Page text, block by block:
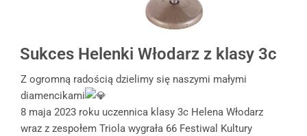
Sukces Helenki Włodarz z klasy 3c
Z ogromną radością dzielimy się naszymi małymi
diamencikami
8 maja 2023 roku uczennica klasy 3c Helena Włodarz
wraz z zespołem Triola wygrała 66 Festiwal Kultury